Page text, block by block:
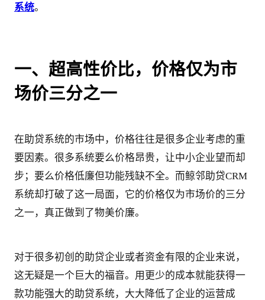
系统。
一、超高性价比，价格仅为市
场价三分之一
在助贷系统的市场中，价格往往是很多企业考虑的重
要因素。很多系统要么价格昂贵，让中小企业望而却
步；要么价格低廉但功能残缺不全。而鲸邻助贷CRM
系统却打破了这一局面，它的价格仅为市场价的三分
之一，真正做到了物美价廉。
对于很多初创的助贷企业或者资金有限的企业来说，
这无疑是一个巨大的福音。用更少的成本就能获得一
款功能强大的助贷系统，大大降低了企业的运营成